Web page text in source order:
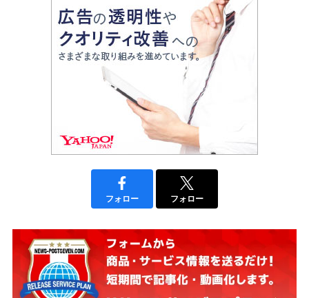
フォロー フォロー